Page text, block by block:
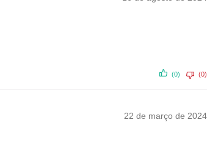
(0) (0)
22 de março de 2024